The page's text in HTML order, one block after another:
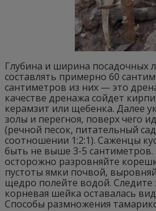
Глубина и ширина посадочных
составлять примерно 60
сантиметров из них — это
качестве дренажа сойдет
керамзит или щебенка. Далее
золы и перегноя, поверх чего
(речной песок, питательный
соотношении 1:2:1). Саженцы
быть не выше 3-5 сантиметров.
осторожно разровняйте
пустоты ямки почвой,
щедро полейте водой. Следите
корневая шейка оставалась
Способы размножения